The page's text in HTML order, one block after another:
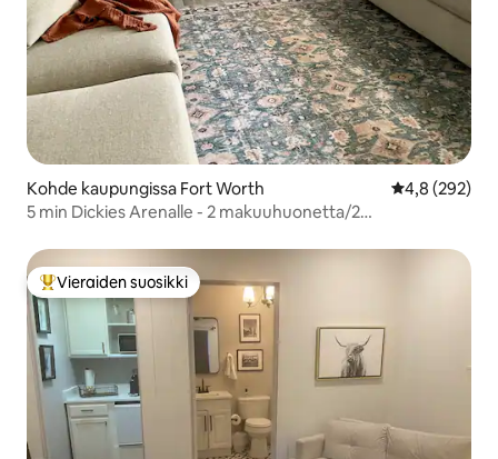
Kohde kaupungissa Fort Worth
4,8 (292)
5 min Dickies Arenalle - 2 makuuhuonetta/2
Vieraiden suosikkien parhaimmistoa
Vieraiden suosikki